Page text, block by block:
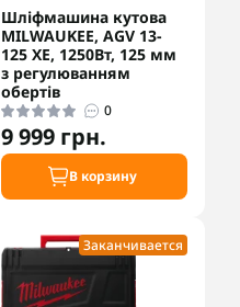
Шліфмашина кутова
MILWAUKEE, AGV 13-
125 XE, 1250Вт, 125 мм
з регулюванням
обертів
0
9 999 грн.
В корзину
Заканчивается